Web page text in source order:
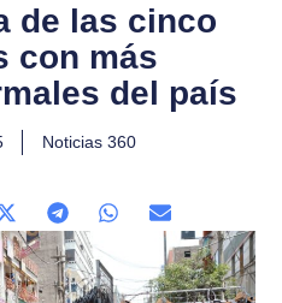
de las cinco
con más
del país
Noticias 360